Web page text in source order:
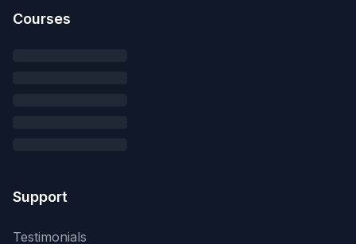
Courses
Support
Testimonials